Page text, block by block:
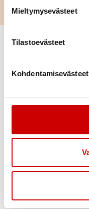
Mieltymysevästeet
Tilastoevästeet
Kohdentamisevästeet
Uutiset